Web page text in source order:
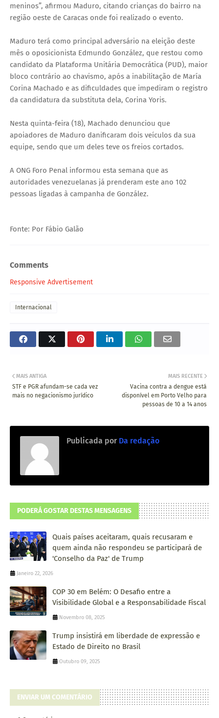
meninos”, afirmou Maduro, citando crianças do bairro na
região oeste de Caracas onde foi realizado o evento.
Maduro terá como principal adversário na eleição deste
mês o oposicionista Edmundo González, que restou como
candidato da Plataforma Unitária Democrática (PUD), maior
bloco contrário ao chavismo, após a inabilitação de María
Corina Machado e as dificuldades que impediram o registro
da candidatura da substituta dela, Corina Yoris.
Nesta quinta-feira (18), Machado denunciou que
apoiadores de Maduro danificaram dois veículos da sua
equipe, sendo que um deles teve os freios cortados.
A ONG Foro Penal informou esta semana que as
autoridades venezuelanas já prenderam este ano 102
pessoas ligadas à campanha de González.
Fonte: Por Fábio Galão
Comments
Responsive Advertisement
Internacional
MAIS RECENTE
Vacina contra a dengue está
disponível em Porto Velho para
pessoas de 10 a 14 anos
MAIS ANTIGA
STF e PGR afundam-se cada vez
mais no negacionismo jurídico
Publicada por Da redação
PODERÁ GOSTAR DESTAS MENSAGENS
Quais países aceitaram, quais recusaram e
quem ainda não respondeu se participará de
'Conselho da Paz' de Trump
Janeiro 22, 2026
COP 30 em Belém: O Desafio entre a
Visibilidade Global e a Responsabilidade Fiscal
Novembro 08, 2025
Trump insistirá em liberdade de expressão e
Estado de Direito no Brasil
Outubro 09, 2025
ENVIAR UM COMENTÁRIO